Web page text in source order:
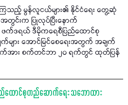
ကြသည့် မွန်လူငယ်များ၏ နိုင်ငံရေး တွေ့ဆုံ
င်းက ပြုလုပ်ပြီးနောက်
ဖက်ဒရယ် ဒီမိုကရေစီပြည်ထောင်စု
ျား အောင်မြင်စေရေးအတွက် အချက်
အား စက်တင်ဘာ ၂၀ ရက်တွင် ထုတ်ပြန်
ည်ထောင်စုတည်ဆောက်ရေး သဘောထား